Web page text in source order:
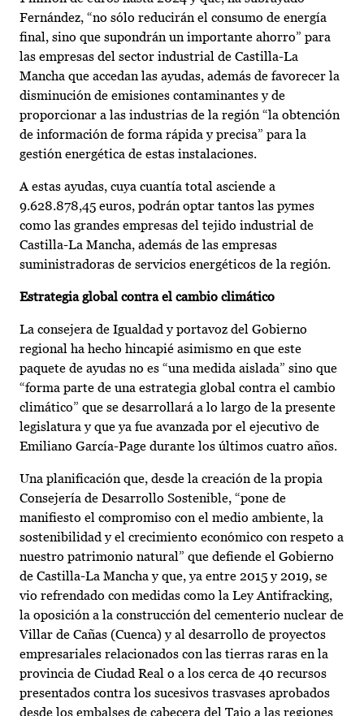
Fernández, “no sólo reducirán el consumo de energía
final, sino que supondrán un importante ahorro” para
las empresas del sector industrial de Castilla-La
Mancha que accedan las ayudas, además de favorecer la
disminución de emisiones contaminantes y de
proporcionar a las industrias de la región “la obtención
de información de forma rápida y precisa” para la
gestión energética de estas instalaciones.
A estas ayudas, cuya cuantía total asciende a
9.628.878,45 euros, podrán optar tantos las pymes
como las grandes empresas del tejido industrial de
Castilla-La Mancha, además de las empresas
suministradoras de servicios energéticos de la región.
Estrategia global contra el cambio climático
La consejera de Igualdad y portavoz del Gobierno
regional ha hecho hincapié asimismo en que este
paquete de ayudas no es “una medida aislada” sino que
“forma parte de una estrategia global contra el cambio
climático” que se desarrollará a lo largo de la presente
legislatura y que ya fue avanzada por el ejecutivo de
Emiliano García-Page durante los últimos cuatro años.
Una planificación que, desde la creación de la propia
Consejería de Desarrollo Sostenible, “pone de
manifiesto el compromiso con el medio ambiente, la
sostenibilidad y el crecimiento económico con respeto a
nuestro patrimonio natural” que defiende el Gobierno
de Castilla-La Mancha y que, ya entre 2015 y 2019, se
vio refrendado con medidas como la Ley Antifracking,
la oposición a la construcción del cementerio nuclear de
Villar de Cañas (Cuenca) y al desarrollo de proyectos
empresariales relacionados con las tierras raras en la
provincia de Ciudad Real o a los cerca de 40 recursos
presentados contra los sucesivos trasvases aprobados
desde los embalses de cabecera del Tajo a las regiones